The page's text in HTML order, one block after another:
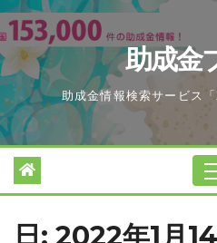
Skip
to
content
助成金
助成金情報検索サービス
日: 2022年1月